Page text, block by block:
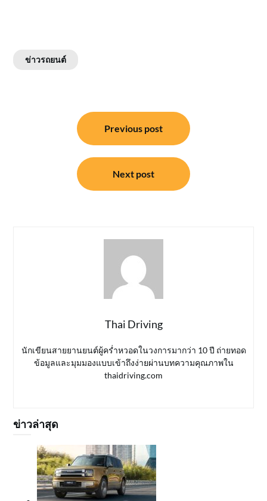
ข่าวรถยนต์
Previous post
Next post
Thai Driving
นักเขียนสายยานยนต์ผู้คร่ำหวอดในวงการมากว่า 10 ปี ถ่ายทอด
ข้อมูลและมุมมองแบบเข้าถึงง่ายผ่านบทความคุณภาพใน
thaidriving.com
ข่าวล่าสุด